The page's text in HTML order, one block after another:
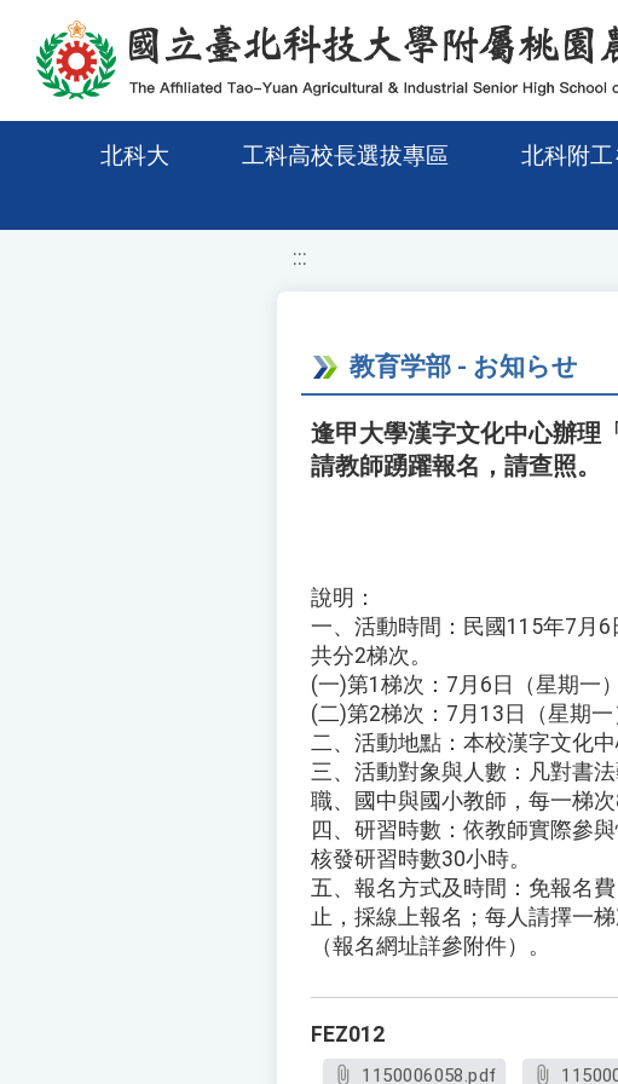
移至網頁之主要內容區位置
北科大 工科高校長選拔專區 北科附工
:::
教育学部 - お知らせ
逢甲大學漢字文化中心辦理
請教師踴躍報名，請查照。
說明：
一、活動時間：民國115年7月6
共分2梯次。
(一)第1梯次：7月6日（星期一
(二)第2梯次：7月13日（星期一
二、活動地點：本校漢字文化中
三、活動對象與人數：凡對書
職、國中與國小教師，每一梯次
四、研習時數：依教師實際參
核發研習時數30小時。
五、報名方式及時間：免報名
止，採線上報名；每人請擇一
（報名網址詳參附件）。
FEZ012
1150006058.pdf